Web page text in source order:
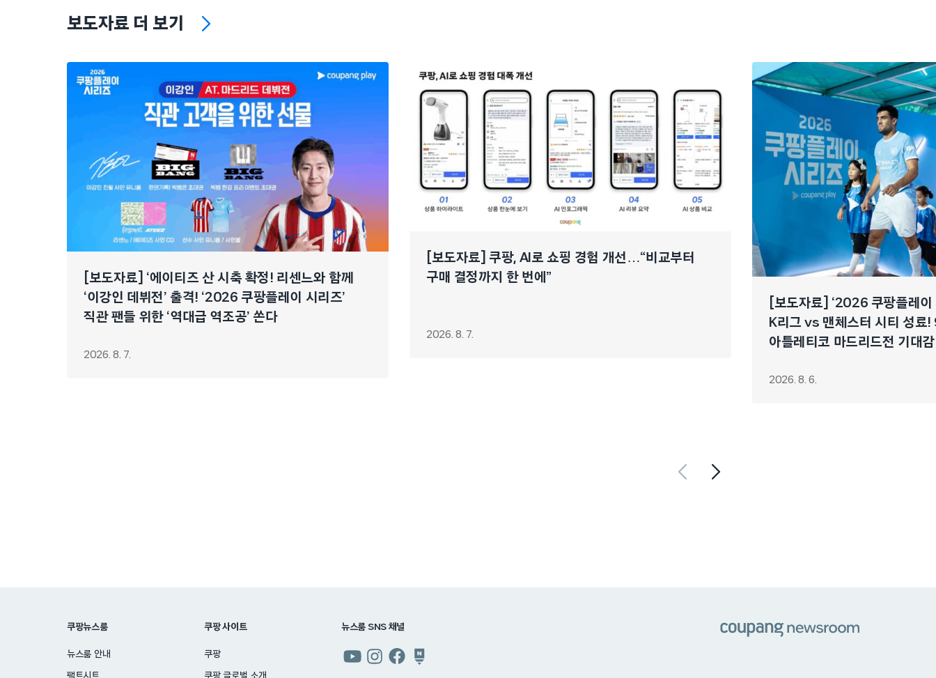
보도자료 더 보기
[보도자료] ‘에이티즈 산 시축 확정! 리센느와 함께
‘이강인 데뷔전’ 출격! ‘2026 쿠팡플레이 시리즈’
직관 팬들 위한 ‘역대급 역조공’ 쏜다
2026. 8. 7.
[보도자료] 쿠팡, AI로 쇼핑 경험 개선…“비교부터
구매 결정까지 한 번에”
2026. 8. 7.
[보도자료] ‘2026 쿠팡플레이
K리그 vs 맨체스터 시티 성료!
아틀레티코 마드리드전 기대
2026. 8. 6.
쿠팡뉴스룸
뉴스룸 안내
쿠팡 사이트
쿠팡
뉴스룸 SNS 채널